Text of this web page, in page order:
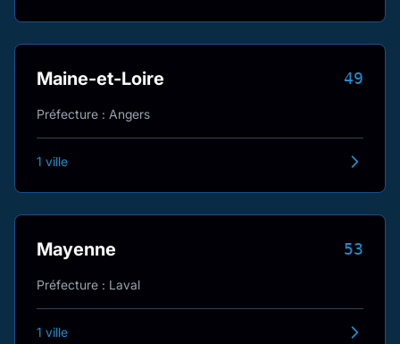
Maine-et-Loire 49
Préfecture : Angers
1 ville
Mayenne 53
Préfecture : Laval
1 ville